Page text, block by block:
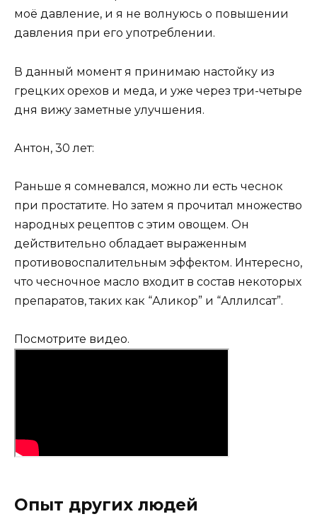
моё давление, и я не волнуюсь о повышении
давления при его употреблении.
В данный момент я принимаю настойку из
грецких орехов и меда, и уже через три-четыре
дня вижу заметные улучшения.
Антон, 30 лет:
Раньше я сомневался, можно ли есть чеснок
при простатите. Но затем я прочитал множество
народных рецептов с этим овощем. Он
действительно обладает выраженным
противовоспалительным эффектом. Интересно,
что чесночное масло входит в состав некоторых
препаратов, таких как “Аликор” и “Аллилсат”.
Посмотрите видео.
Опыт других людей